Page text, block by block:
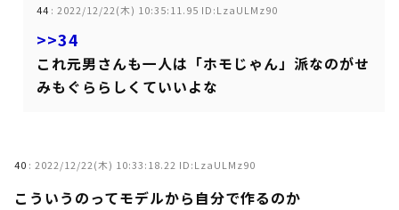
44 : 2022/12/22(木) 10:35:11.95 ID:LzaULMz90
>>34
これ元男さんも一人は「ホモじゃん」派なのがせ
みもぐららしくていいよな
40 : 2022/12/22(木) 10:33:18.22 ID:LzaULMz90
こういうのってモデルから自分で作るのか